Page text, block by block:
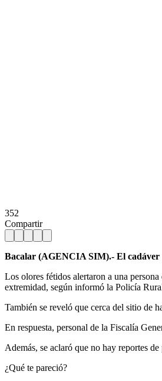
352
Compartir
Bacalar (AGENCIA SIM).- El cadáver
Los olores fétidos alertaron a una
extremidad, según informó la Policía
También se reveló que cerca del sitio de
En respuesta, personal de la Fiscalía
Además, se aclaró que no hay reportes
¿Qué te pareció?